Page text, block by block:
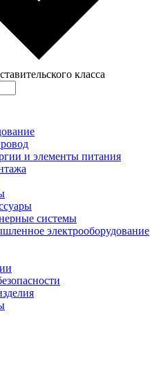
класса
и элементы питания
системы
электрооборудование